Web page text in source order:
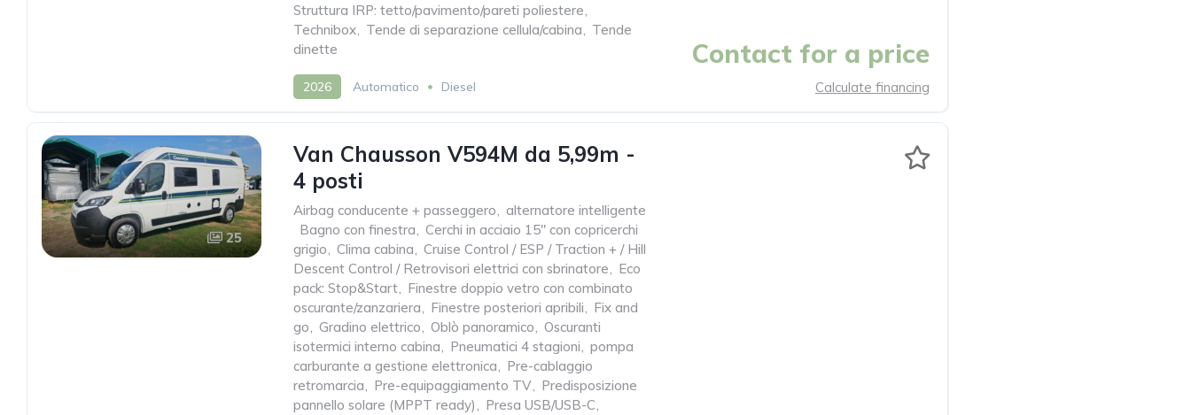
Struttura IRP: tetto/pavimento/pareti poliestere,
Technibox, Tende di separazione cellula/cabina, Tende
dinette
2026 Automatico Diesel
Contact for a price
Calculate financing
25
Van Chausson V594M da 5,99m -
4 posti
Airbag conducente + passeggero, alternatore intelligente
Bagno con finestra, Cerchi in acciaio 15" con copricerchi
grigio, Clima cabina, Cruise Control / ESP / Traction + / Hill
Descent Control / Retrovisori elettrici con sbrinatore, Eco
pack: Stop&Start, Finestre doppio vetro con combinato
oscurante/zanzariera, Finestre posteriori apribili, Fix and
go, Gradino elettrico, Oblò panoramico, Oscuranti
isotermici interno cabina, Pneumatici 4 stagioni, pompa
carburante a gestione elettronica, Pre-cablaggio
retromarcia, Pre-equipaggiamento TV, Predisposizione
pannello solare (MPPT ready), Presa USB/USB-C,